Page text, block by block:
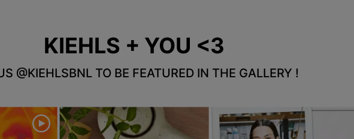
KIEHLS + YOU <3
@KIEHLSBNL TO BE FEATURED IN THE GALLERY !